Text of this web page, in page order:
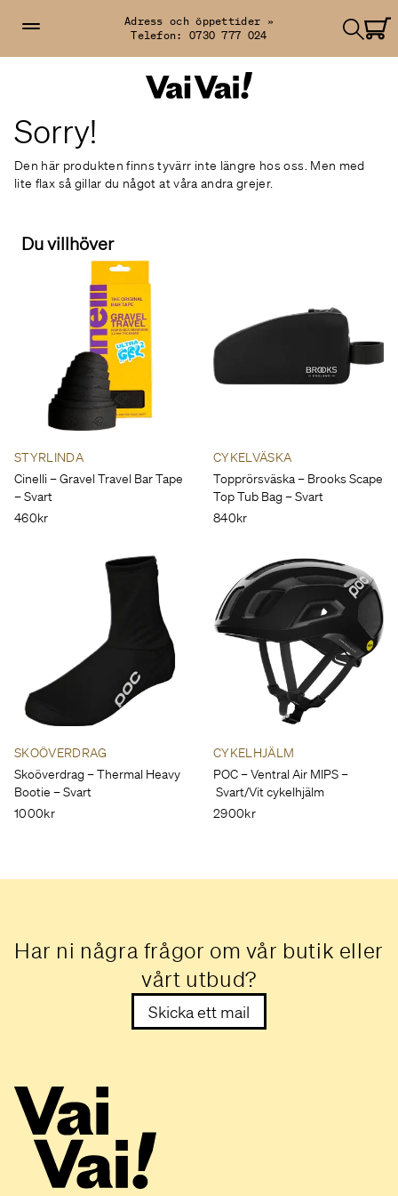
Adress och öppettider »
Telefon: 0730 777 024
Sorry!
Den här produkten finns tyvärr inte längre hos oss. Men med
lite flax så gillar du något at våra andra grejer.
Du villhöver
STYRLINDA
Cinelli – Gravel Travel Bar Tape
– Svart
460kr
CYKELVÄSKA
Topprörsväska – Brooks Scape
Top Tub Bag – Svart
840kr
SKOÖVERDRAG
Skoöverdrag – Thermal Heavy
Bootie – Svart
1000kr
CYKELHJÄLM
POC – Ventral Air MIPS –
Svart/Vit cykelhjälm
2900kr
Har ni några frågor om vår butik eller
vårt utbud?
Skicka ett mail